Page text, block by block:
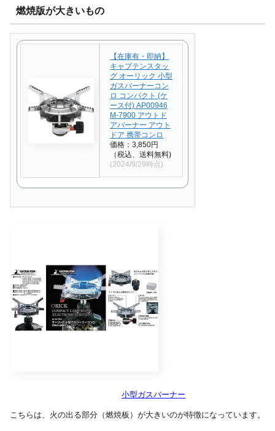
燃焼版が大きいもの
【在庫有・即納】
キャプテンスタッ
グ オーリック 小型
ガスバーナーコン
ロ コンパクト (ケ
ース付) AP00946
M-7900 アウトド
アバーナー アウト
ドア 携帯コンロ
価格：3,850円
（税込、送料無料)
(2024/9/29時点)
小型ガスバーナー
こちらは、火の出る部分（燃焼板）が大きいのが特徴になっています。